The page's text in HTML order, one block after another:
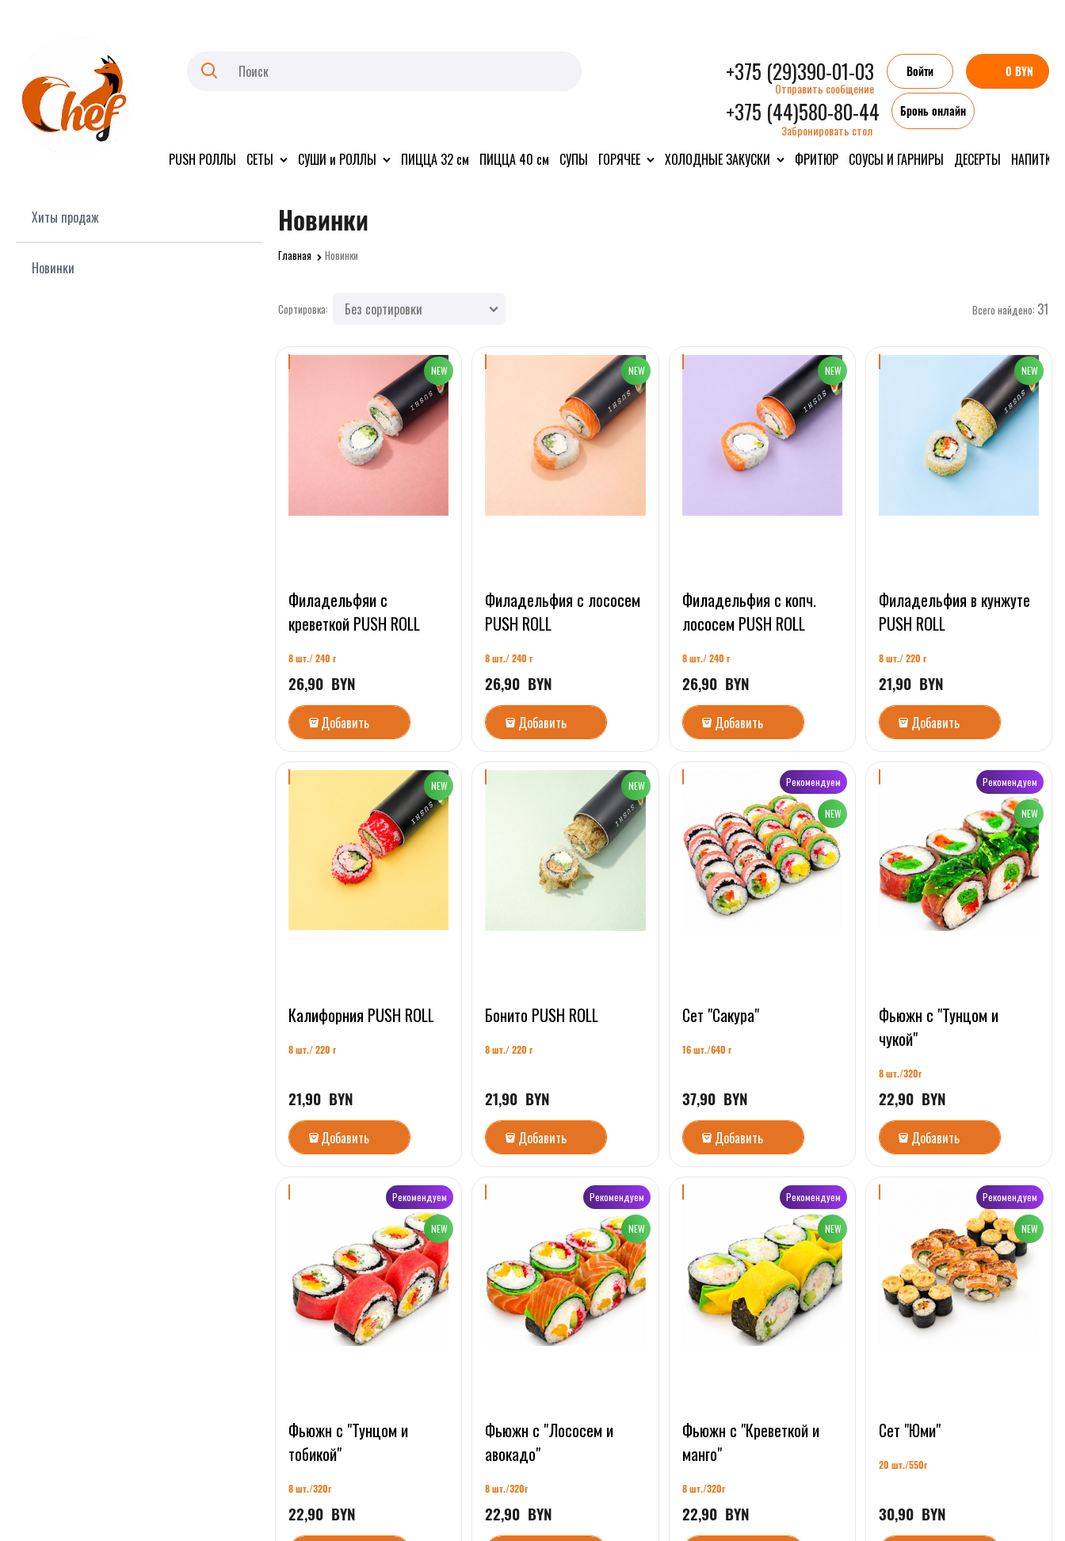
+375 (29)390-01-03
+375 (44)580-80-44
Бронь онлайн
Забронировать стол
Отправить сообщение
Войти 0 BYN
PUSH РОЛЛЫ СЕТЫ СУШИ и РОЛЛЫ ПИЦЦА 32 см ПИЦЦА 40 см СУПЫ ГОРЯЧЕЕ ХОЛОДНЫЕ ЗАКУСКИ ФРИТЮР СОУСЫ И ГАРНИРЫ ДЕСЕРТЫ НАПИТКИ
Хиты продаж
Новинки
Новинки
Главная Новинки
Сортировка: Всего найдено: 31
Филадельфяи с
креветкой PUSH ROLL
8 шт./ 240 г
26,90
  BYN
Добавить
Филадельфия с лососем
PUSH ROLL
8 шт./ 240 г
26,90
  BYN
Добавить
Филадельфия с копч.
лососем PUSH ROLL
8 шт./ 240 г
26,90
  BYN
Добавить
Филадельфия в кунжуте
PUSH ROLL
8 шт./ 220 г
21,90
  BYN
Добавить
Калифорния PUSH ROLL
8 шт./ 220 г
21,90
  BYN
Добавить
Бонито PUSH ROLL
8 шт./ 220 г
21,90
  BYN
Добавить
Сет "Сакура"
16 шт./640 г
Рекомендуем
37,90
  BYN
Добавить
Фьюжн с "Тунцом и
чукой"
8 шт./320г
Рекомендуем
22,90
  BYN
Добавить
Фьюжн с "Тунцом и
тобикой"
8 шт./320г
Рекомендуем
22,90
  BYN
Фьюжн с "Лососем и
авокадо"
8 шт./320г
Рекомендуем
22,90
  BYN
Фьюжн с "Креветкой и
манго"
8 шт./320г
Рекомендуем
22,90
  BYN
Сет "Юми"
20 шт./550г
Рекомендуем
30,90
  BYN